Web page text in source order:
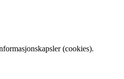
(cookies).